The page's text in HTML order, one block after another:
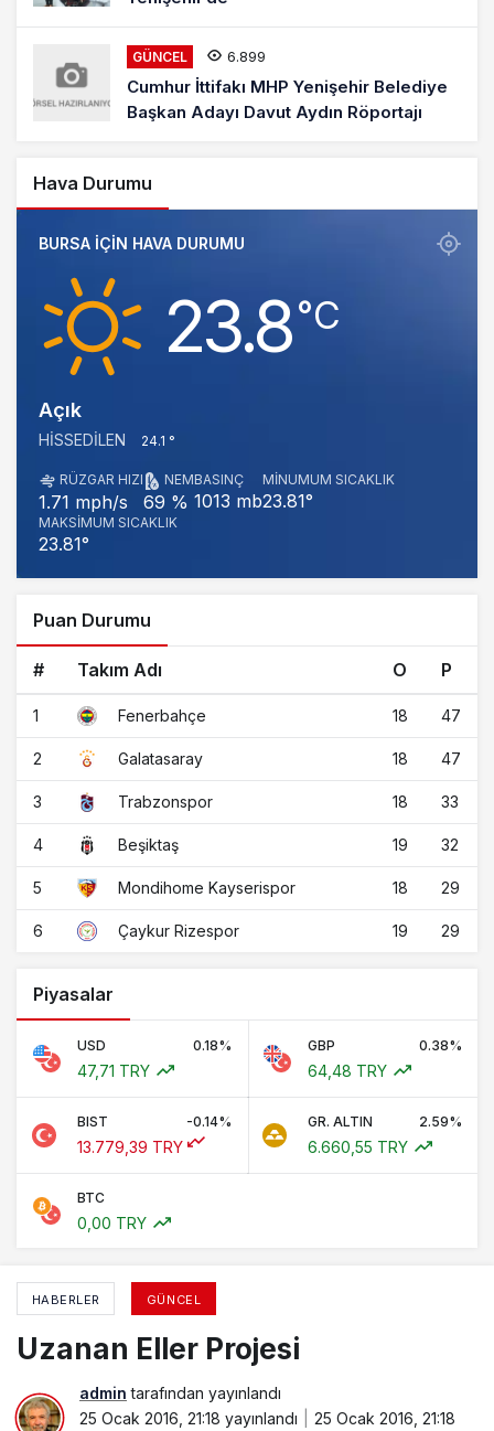
GÜNCEL 6.899
Cumhur İttifakı MHP Yenişehir Belediye
Başkan Adayı Davut Aydın Röportajı
Hava Durumu
BURSA IÇIN HAVA DURUMU
23.8‎°C
Açık
HISSEDILEN 24.1 °
RÜZGAR HIZI
1.71 mph/s
NEM
69 %
BASINÇ
1013 mb
MINUMUM SICAKLIK
23.81°
MAKSIMUM SICAKLIK
23.81°
Puan Durumu
# Takım Adı O P
1 Fenerbahçe 18 47
2 Galatasaray 18 47
3 Trabzonspor 18 33
4 Beşiktaş 19 32
5 Mondihome Kayserispor 18 29
6 Çaykur Rizespor 19 29
Piyasalar
USD 0.18%
47,71 TRY
GBP 0.38%
64,48 TRY
BIST -0.14%
13.779,39 TRY
GR. ALTIN 2.59%
6.660,55 TRY
BTC
0,00 TRY
HABERLER GÜNCEL
Uzanan Eller Projesi
admin tarafından yayınlandı
25 Ocak 2016, 21:18 yayınlandı
25 Ocak 2016, 21:18